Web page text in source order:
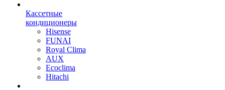
Кассетные
кондиционеры
Hisense
FUNAI
Royal Clima
AUX
Ecoclima
Hitachi